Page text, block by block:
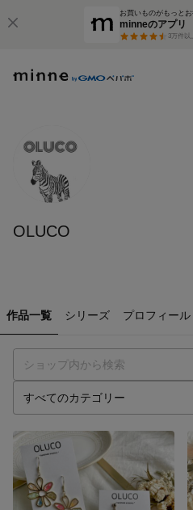
お買いものがもっと
minneのアプリ
3万件以
OLUCO
作品一覧 シリーズ プロフィール